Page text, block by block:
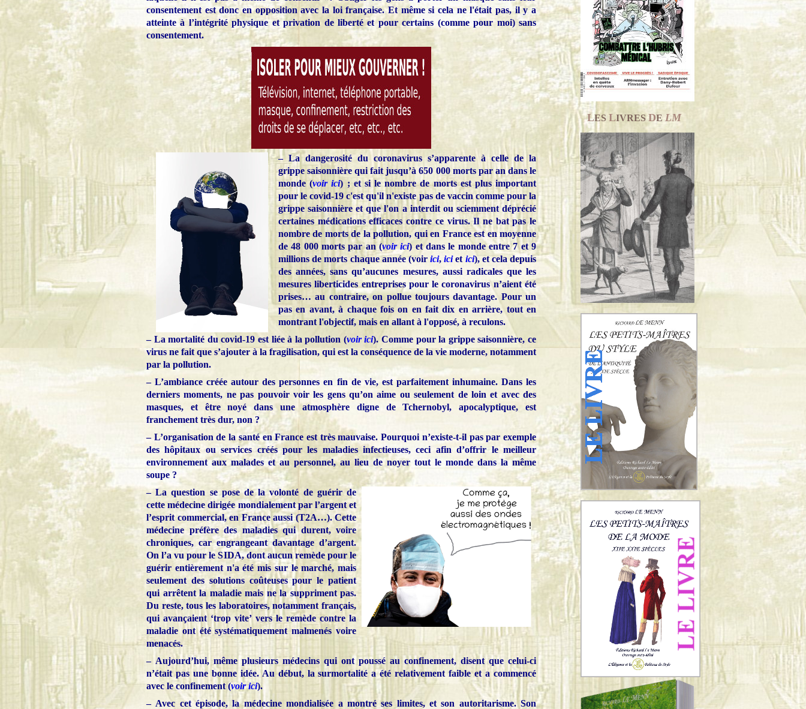
consentement est donc en opposition avec la loi française. Et même si cela ne l'était pas, il y a
atteinte à l’intégrité physique et privation de liberté et pour certains (comme pour moi) sans
consentement.
– La dangerosité du coronavirus s’apparente à celle de la
grippe saisonnière qui fait jusqu’à 650 000 morts par an dans le
monde (voir ici) ; et si le nombre de morts est plus important
pour le covid-19 c'est qu'il n'existe pas de vaccin comme pour la
grippe saisonnière et que l'on a interdit ou sciemment déprécié
certaines médications efficaces contre ce virus. Il ne bat pas le
nombre de morts de la pollution, qui en France est en moyenne
de 48 000 morts par an (voir ici) et dans le monde entre 7 et 9
millions de morts chaque année (voir ici,iciet ici), et cela depuis
des années, sans qu’aucunes mesures, aussi radicales que les
mesures liberticides entreprises pour le coronavirus n’aient été
prises… au contraire, on pollue toujours davantage. Pour un
pas en avant, à chaque fois on en fait dix en arrière, tout en
montrant l'objectif, mais en allant à l'opposé, à reculons.
– La mortalité du covid-19 est liée à la pollution (voir ici). Comme pour la grippe saisonnière, ce
virus ne fait que s’ajouter à la fragilisation, qui est la conséquence de la vie moderne, notamment
par la pollution.
– L’ambiance créée autour des personnes en fin de vie, est parfaitement inhumaine. Dans les
derniers moments, ne pas pouvoir voir les gens qu’on aime ou seulement de loin et avec des
masques, et être noyé dans une atmosphère digne de Tchernobyl, apocalyptique, est
franchement très dur, non ?
– L’organisation de la santé en France est très mauvaise. Pourquoi n’existe-t-il pas par exemple
des hôpitaux ou services créés pour les maladies infectieuses, ceci afin d’offrir le meilleur
environnement aux malades et au personnel, au lieu de noyer tout le monde dans la même
soupe ?
– La question se pose de la volonté de guérir de
cette médecine dirigée mondialement par l’argent et
l’esprit commercial, en France aussi (T2A…). Cette
médecine préfère des maladies qui durent, voire
chroniques, car engrangeant davantage d’argent.
On l’a vu pour le SIDA, dont aucun remède pour le
guérir entièrement n'a été mis sur le marché, mais
seulement des solutions coûteuses pour le patient
qui arrêtent la maladie mais ne la suppriment pas.
Du reste, tous les laboratoires, notamment français,
qui avançaient ‘trop vite’ vers le remède contre la
maladie ont été systématiquement malmenés voire
menacés.
– Aujourd’hui, même plusieurs médecins qui ont poussé au confinement, disent que celui-ci
n’était pas une bonne idée. Au début, la surmortalité a été relativement faible et a commencé
avec le confinement (voir ici).
– Avec cet épisode, la médecine mondialisée a montré ses limites, et son autoritarisme. Son
LES LIVRESDE LM